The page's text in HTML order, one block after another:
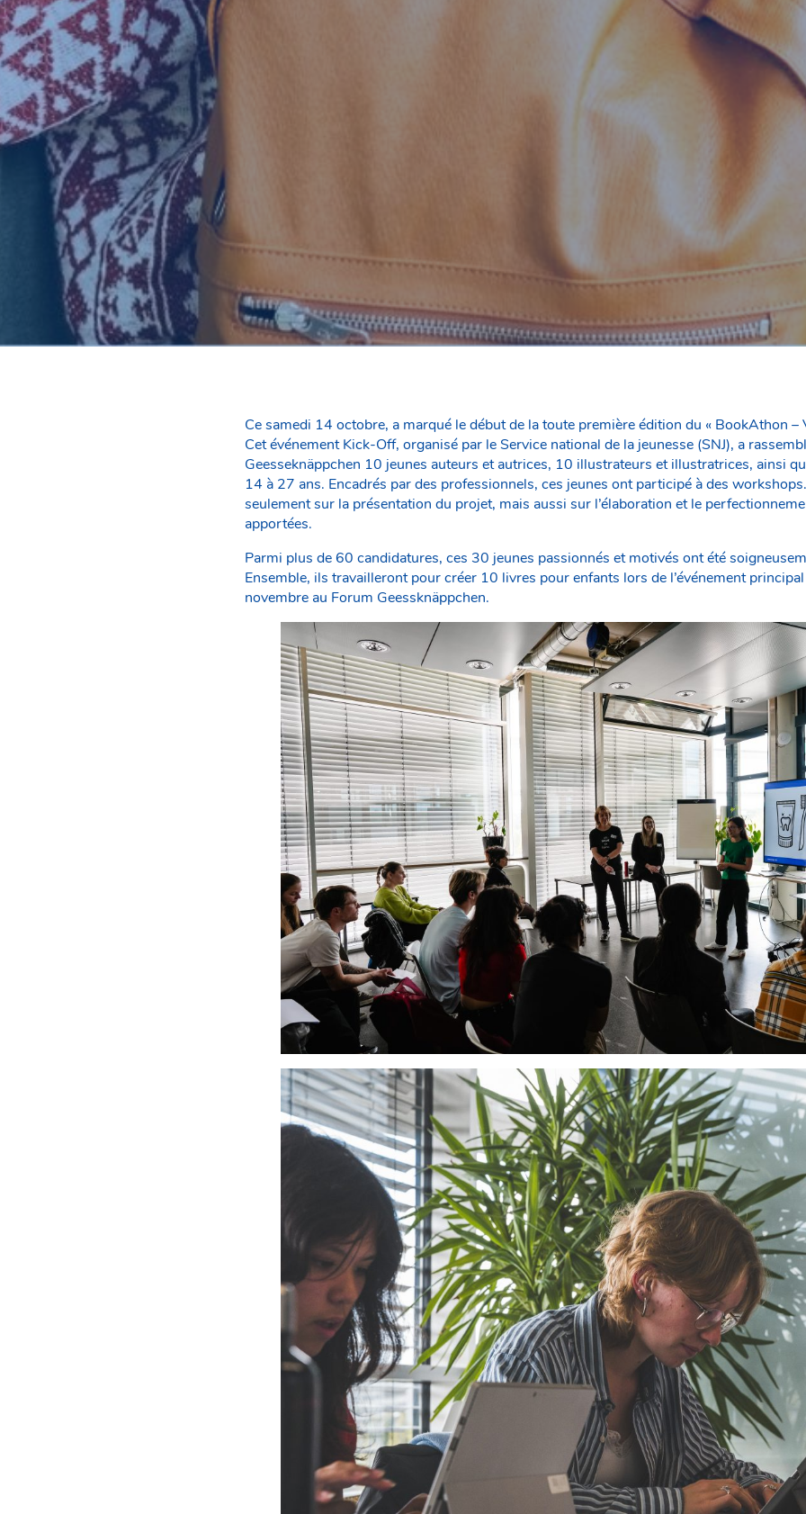
Ce samedi 14 octobre, a marqué le début de la toute première édition du « BookAthon –
Cet événement Kick-Off, organisé par le Service national de la jeunesse (SNJ), a
Geesseknäppchen 10 jeunes auteurs et autrices, 10 illustrateurs et illustratrices, ainsi
14 à 27 ans. Encadrés par des professionnels, ces jeunes ont participé à des
seulement sur la présentation du projet, mais aussi sur l’élaboration et le
apportées.
Parmi plus de 60 candidatures, ces 30 jeunes passionnés et motivés ont été
Ensemble, ils travailleront pour créer 10 livres pour enfants lors de l’événement
novembre au Forum Geessknäppchen.